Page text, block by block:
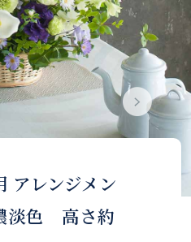
アレンジメン
淡色 高さ約